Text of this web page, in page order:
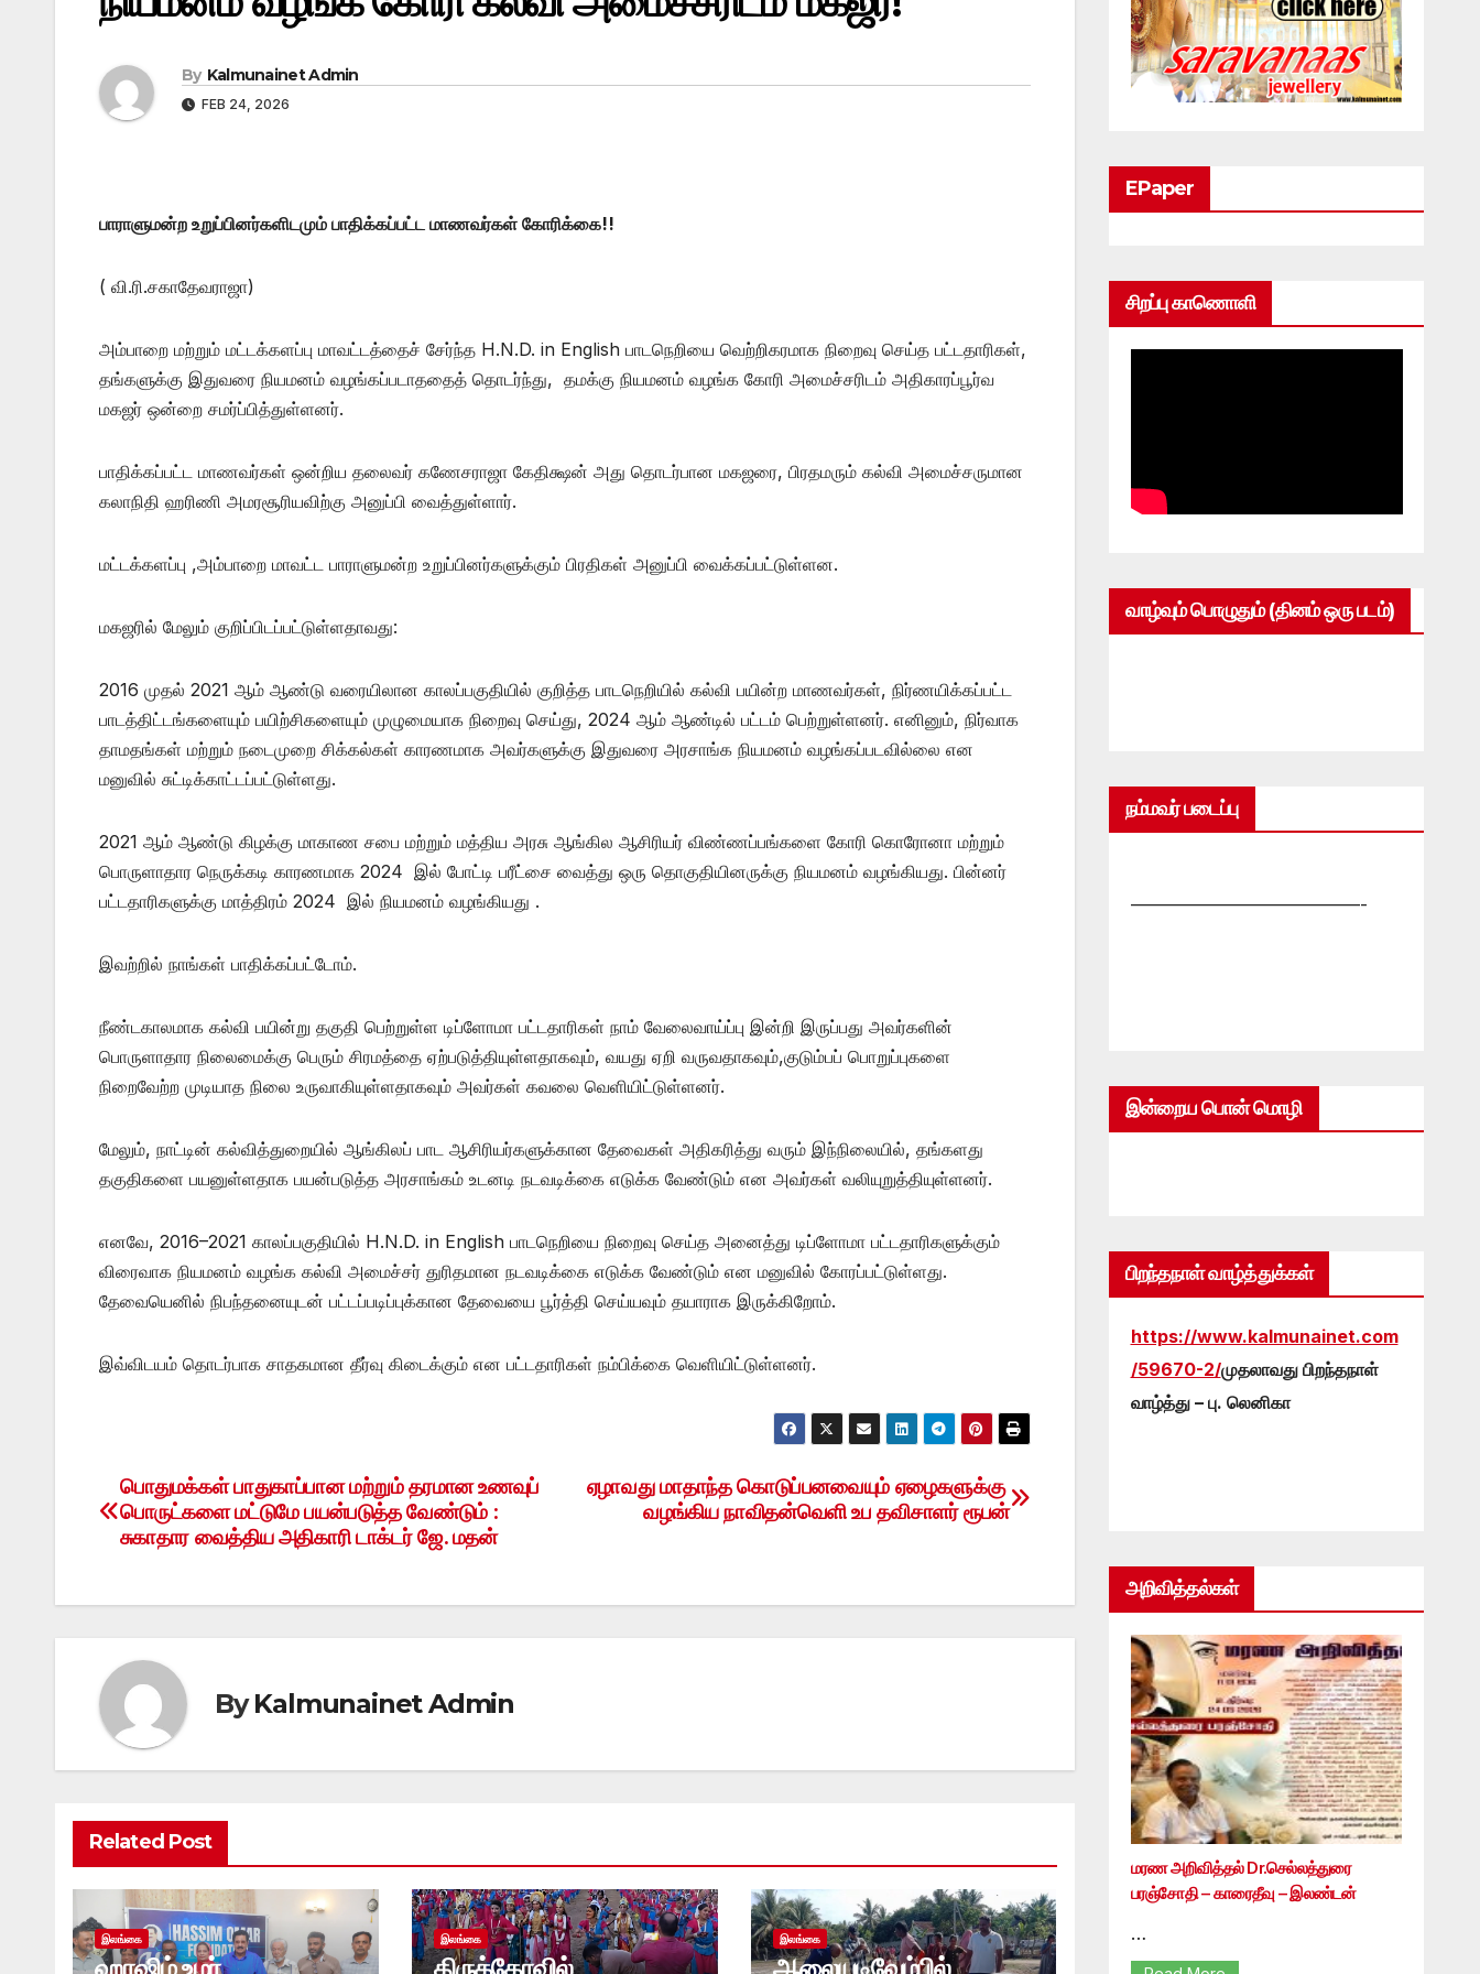
By Kalmunainet Admin
FEB 24, 2026
பாராளுமன்ற உறுப்பினர்களிடமும் பாதிக்கப்பட்ட மாணவர்கள் கோரிக்கை!!
( வி.ரி.சகாதேவராஜா)
அம்பாறை மற்றும் மட்டக்களப்பு மாவட்டத்தைச் சேர்ந்த H.N.D. in English பாடநெறியை வெற்றிகரமாக நிறைவு செய்த பட்டதாரிகள்,
தங்களுக்கு இதுவரை நியமனம் வழங்கப்படாததைத் தொடர்ந்து, தமக்கு நியமனம் வழங்க கோரி அமைச்சரிடம் அதிகாரப்பூர்வ
மகஜர் ஒன்றை சமர்ப்பித்துள்ளனர்.
பாதிக்கப்பட்ட மாணவர்கள் ஒன்றிய தலைவர் கணேசராஜா கேதிக்ஷன் அது தொடர்பான மகஜரை, பிரதமரும் கல்வி அமைச்சருமான
கலாநிதி ஹரிணி அமரசூரியவிற்கு அனுப்பி வைத்துள்ளார்.
மட்டக்களப்பு ,அம்பாறை மாவட்ட பாராளுமன்ற உறுப்பினர்களுக்கும் பிரதிகள் அனுப்பி வைக்கப்பட்டுள்ளன.
மகஜரில் மேலும் குறிப்பிடப்பட்டுள்ளதாவது:
2016 முதல் 2021 ஆம் ஆண்டு வரையிலான காலப்பகுதியில் குறித்த பாடநெறியில் கல்வி பயின்ற மாணவர்கள், நிர்ணயிக்கப்பட்ட
பாடத்திட்டங்களையும் பயிற்சிகளையும் முழுமையாக நிறைவு செய்து, 2024 ஆம் ஆண்டில் பட்டம் பெற்றுள்ளனர். எனினும், நிர்வாக
தாமதங்கள் மற்றும் நடைமுறை சிக்கல்கள் காரணமாக அவர்களுக்கு இதுவரை அரசாங்க நியமனம் வழங்கப்படவில்லை என
மனுவில் சுட்டிக்காட்டப்பட்டுள்ளது.
2021 ஆம் ஆண்டு கிழக்கு மாகாண சபை மற்றும் மத்திய அரசு ஆங்கில ஆசிரியர் விண்ணப்பங்களை கோரி கொரோனா மற்றும்
பொருளாதார நெருக்கடி காரணமாக 2024 இல் போட்டி பரீட்சை வைத்து ஒரு தொகுதியினருக்கு நியமனம் வழங்கியது. பின்னர்
பட்டதாரிகளுக்கு மாத்திரம் 2024 இல் நியமனம் வழங்கியது .
இவற்றில் நாங்கள் பாதிக்கப்பட்டோம்.
நீண்டகாலமாக கல்வி பயின்று தகுதி பெற்றுள்ள டிப்ளோமா பட்டதாரிகள் நாம் வேலைவாய்ப்பு இன்றி இருப்பது அவர்களின்
பொருளாதார நிலைமைக்கு பெரும் சிரமத்தை ஏற்படுத்தியுள்ளதாகவும், வயது ஏறி வருவதாகவும்,குடும்பப் பொறுப்புகளை
நிறைவேற்ற முடியாத நிலை உருவாகியுள்ளதாகவும் அவர்கள் கவலை வெளியிட்டுள்ளனர்.
மேலும், நாட்டின் கல்வித்துறையில் ஆங்கிலப் பாட ஆசிரியர்களுக்கான தேவைகள் அதிகரித்து வரும் இந்நிலையில், தங்களது
தகுதிகளை பயனுள்ளதாக பயன்படுத்த அரசாங்கம் உடனடி நடவடிக்கை எடுக்க வேண்டும் என அவர்கள் வலியுறுத்தியுள்ளனர்.
எனவே, 2016–2021 காலப்பகுதியில் H.N.D. in English பாடநெறியை நிறைவு செய்த அனைத்து டிப்ளோமா பட்டதாரிகளுக்கும்
விரைவாக நியமனம் வழங்க கல்வி அமைச்சர் துரிதமான நடவடிக்கை எடுக்க வேண்டும் என மனுவில் கோரப்பட்டுள்ளது.
தேவையெனில் நிபந்தனையுடன் பட்டப்படிப்புக்கான தேவையை பூர்த்தி செய்யவும் தயாராக இருக்கிறோம்.
இவ்விடயம் தொடர்பாக சாதகமான தீர்வு கிடைக்கும் என பட்டதாரிகள் நம்பிக்கை வெளியிட்டுள்ளனர்.
Post
navigation
ஏழாவது மாதாந்த கொடுப்பனவையும் ஏழைகளுக்கு
வழங்கிய நாவிதன்வெளி உப தவிசாளர் ரூபன்
பொதுமக்கள் பாதுகாப்பான மற்றும் தரமான உணவுப்
பொருட்களை மட்டுமே பயன்படுத்த வேண்டும் :
சுகாதார வைத்திய அதிகாரி டாக்டர் ஜே. மதன்
ByKalmunainet Admin
Related Post
இலங்கை இலங்கை இலங்கை
EPaper
சிறப்பு காணொளி
வாழ்வும் பொழுதும் (தினம் ஒரு படம்)
நம்மவர் படைப்பு
—————————————-
இன்றைய பொன் மொழி
பிறந்தநாள் வாழ்த்துக்கள்
https://www.kalmunainet.com
/59670-2/முதலாவது பிறந்தநாள்
வாழ்த்து – பு. லெனிகா
அறிவித்தல்கள்
மரண அறிவித்தல் Dr.செல்லத்துரை
பரஞ்சோதி – காரைதீவு – இலண்டன்
…